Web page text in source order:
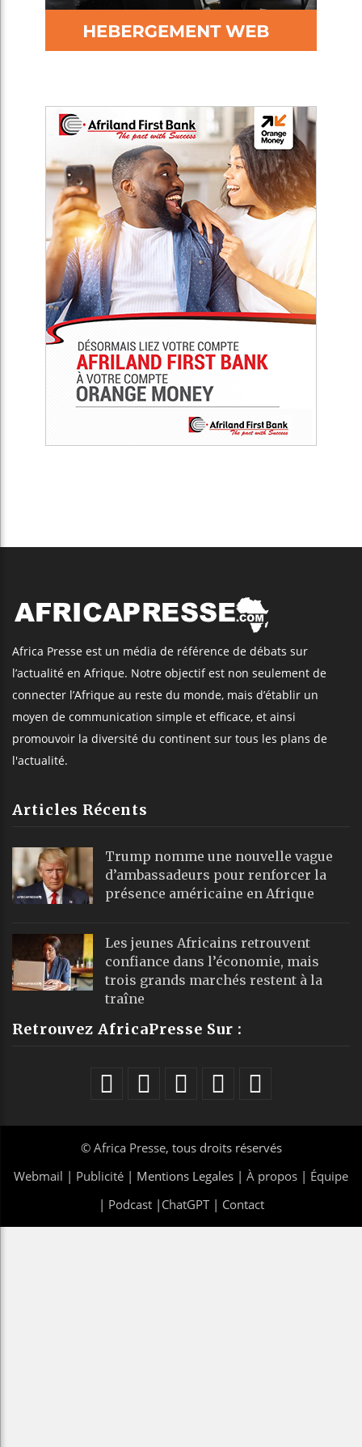
Africa Presse est un média de référence de débats sur
l’actualité en Afrique. Notre objectif est non seulement de
connecter l’Afrique au reste du monde, mais d’établir un
moyen de communication simple et efficace, et ainsi
promouvoir la diversité du continent sur tous les plans de
l'actualité.
Articles Récents
Trump nomme une nouvelle vague
d’ambassadeurs pour renforcer la
présence américaine en Afrique
Les jeunes Africains retrouvent
confiance dans l’économie, mais
trois grands marchés restent à la
traîne
Retrouvez AfricaPresse Sur :
© Africa Presse, tous droits réservés
Webmail | Publicité | Mentions Legales | À propos | Équipe
| Podcast| ChatGPT| Contact